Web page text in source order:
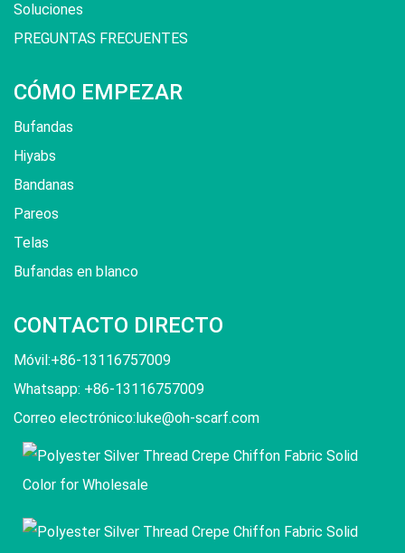
Soluciones
PREGUNTAS FRECUENTES
CÓMO EMPEZAR
Bufandas
Hiyabs
Bandanas
Pareos
Telas
Bufandas en blanco
CONTACTO DIRECTO
Móvil:+86-13116757009
Whatsapp: +86-13116757009
Correo electrónico: luke@oh-scarf.com